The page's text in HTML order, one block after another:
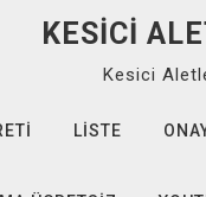
KESICI
Kesici
LISTE